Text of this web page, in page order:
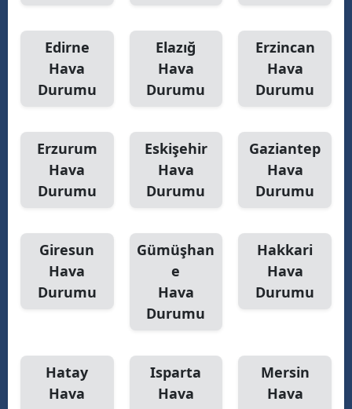
Iğdır
Yalova
Kilis
Osmaniye
Edirne
Hava
Durumu
Elazığ
Hava
Durumu
Erzincan
Hava
Durumu
Erzurum
Hava
Durumu
Eskişehir
Hava
Durumu
Gaziantep
Hava
Durumu
Giresun
Hava
Durumu
Gümüşhan
e
Hava
Durumu
Hakkari
Hava
Durumu
Hatay
Hava
Isparta
Hava
Mersin
Hava